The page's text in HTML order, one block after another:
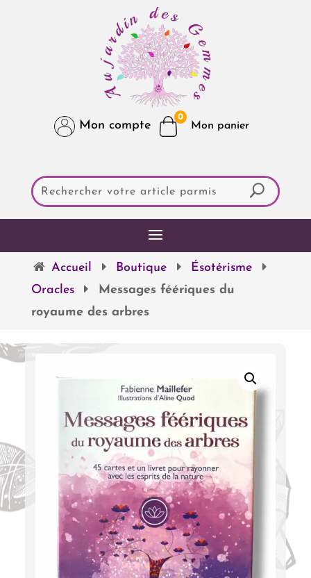
Mon compte
0
Accueil Boutique
Ésotérisme
Oracles
Messages féériques du
royaume des arbres